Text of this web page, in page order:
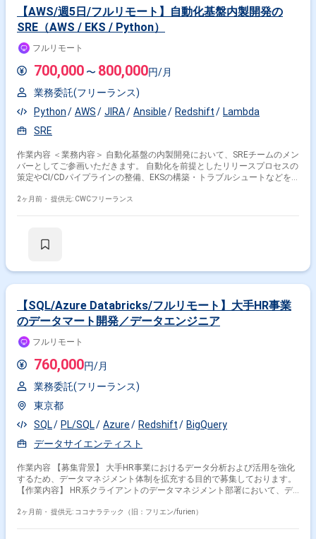
【AWS/週5日/フルリモート】自動化基盤内製開発の
SRE（AWS / EKS / Python）
フルリモート
700,000 〜 800,000円/月
業務委託(フリーランス)
Python
AWS JIRA Ansible Redshift
Lambda
SRE
作業内容 ＜業務内容＞ 自動化基盤の内製開発において、SREチームのメン
バーとしてご参画いただきます。 自動化を前提としたリリースプロセスの
策定やCI/CDパイプラインの整備、EKSの構築・トラブルシュートなどを
ジションです。 ＜主な業務内容＞ ・自動化前提のリリースプロセスの策
順自動化（継続的デリバリーのためのレグレッションテスト自動化含む）
Ansible, Terraform, CloudFormation (CFn), JIRA, Confluence ＜参画期間＞
・7月〜 ＜面談回数＞ ・2回を予定 ＜その他＞ ・精算幅：固定 ・PCにつ
いて：貸与PCのみ ・支払いサイト：40日 ・インボイス制度：未登録の場
合、消費税無しでのお支払いになります
2ヶ月前・ 提供元: CWCフリーランス
【SQL/Azure Databricks/フルリモート】大手HR事業
のデータマート開発／データエンジニア
フルリモート
760,000円/月
業務委託(フリーランス)
東京都
SQL
PL/SQL Azure Redshift
BigQuery
データサイエンティスト
作業内容 【募集背景】 大手HR事業におけるデータ分析および活用を強化
するため、データマネジメント体制を拡充する目的で募集しております。
【作業内容】 HR系クライアントのデータマネジメント部署において、デ
盤およびワークフローの開発・保守運用、データマートの開発・保守運
2ヶ月前・ 提供元: ココナラテック（旧：フリエン/furien）